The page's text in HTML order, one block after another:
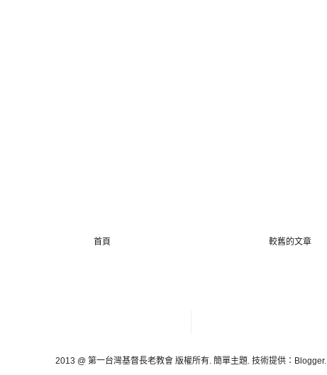
較舊的文章
首頁
2013 @ 第一台灣基督長老教會 版權所有. 簡單主題. 技術提供： Blogger.